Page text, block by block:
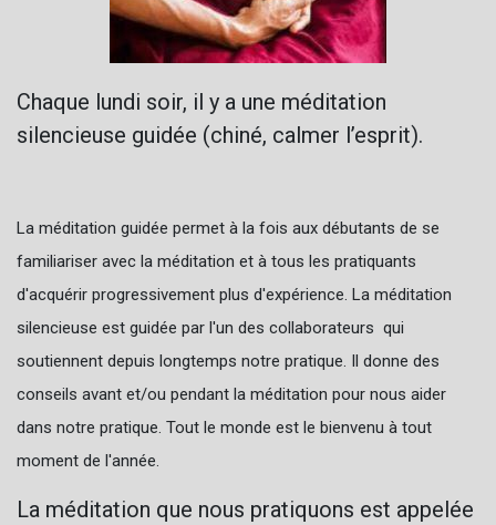
Chaque lundi soir, il y a une méditation
silencieuse guidée (chiné, calmer l’esprit).
La méditation guidée permet à la fois aux débutants de se
familiariser avec la méditation et à tous les pratiquants
d'acquérir progressivement plus d'expérience. La méditation
silencieuse est guidée par l'un des collaborateurs qui
soutiennent depuis longtemps notre pratique. Il donne des
conseils avant et/ou pendant la méditation pour nous aider
dans notre pratique. Tout le monde est le bienvenu à tout
moment de l'année.
La méditation que nous pratiquons est appelée